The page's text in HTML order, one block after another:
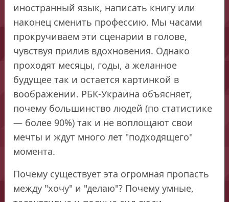
иностранный язык, написать книгу или
наконец сменить профессию. Мы часами
прокручиваем эти сценарии в голове,
чувствуя прилив вдохновения. Однако
проходят месяцы, годы, а желанное
будущее так и остается картинкой в
воображении. РБК-Украина объясняет,
почему большинство людей (по статистике
— более 90%) так и не воплощают свои
мечты и ждут много лет "подходящего"
момента.
Почему существует эта огромная пропасть
между "хочу" и "делаю"? Почему умные,